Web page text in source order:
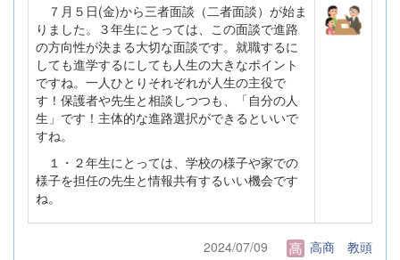
７月５日(金)から三者面談（二者面談）が始ま
りました。３年生にとっては、この面談で進路
の方向性が決まる大切な面談です。就職するに
しても進学するにしても人生の大きなポイント
ですね。一人ひとりそれぞれが人生の主役で
す！保護者や先生と相談しつつも、「自分の人
生」です！主体的な進路選択ができるといいで
すね。
１・２年生にとっては、学校の様子や家での
様子を担任の先生と情報共有するいい機会です
ね。
2024/07/09 高商 教頭